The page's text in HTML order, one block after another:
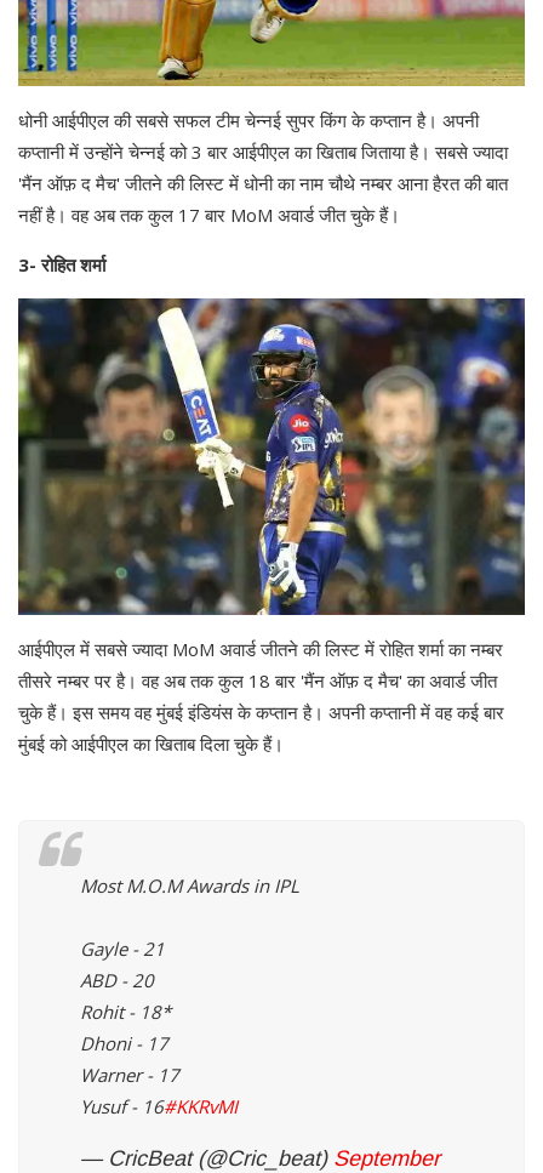
धोनी आईपीएल की सबसे सफल टीम चेन्नई सुपर किंग के कप्तान है। अपनी
कप्तानी में उन्होंने चेन्नई को 3 बार आईपीएल का खिताब जिताया है। सबसे ज्यादा
'मैंन ऑफ़ द मैच' जीतने की लिस्ट में धोनी का नाम चौथे नम्बर आना हैरत की बात
नहीं है। वह अब तक कुल 17 बार MoM अवार्ड जीत चुके हैं।
3- रोहित शर्मा
आईपीएल में सबसे ज्यादा MoM अवार्ड जीतने की लिस्ट में रोहित शर्मा का नम्बर
तीसरे नम्बर पर है। वह अब तक कुल 18 बार 'मैंन ऑफ़ द मैच' का अवार्ड जीत
चुके हैं। इस समय वह मुंबई इंडियंस के कप्तान है। अपनी कप्तानी में वह कई बार
मुंबई को आईपीएल का खिताब दिला चुके हैं।
Most M.O.M Awards in IPL
Gayle - 21
ABD - 20
Rohit - 18*
Dhoni - 17
Warner - 17
Yusuf - 16#KKRvMI
— CricBeat (@Cric_beat) September